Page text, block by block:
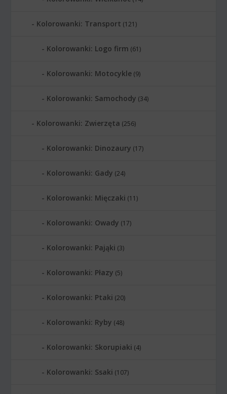
Kolorowanki: Transport (121)
Kolorowanki: Logo firm (61)
Kolorowanki: Motocykle (9)
Kolorowanki: Samochody (34)
Kolorowanki: Zwierzęta (256)
Kolorowanki: Dinozaury (17)
Kolorowanki: Gady (24)
Kolorowanki: Mięczaki (11)
Kolorowanki: Owady (17)
Kolorowanki: Pająki (3)
Kolorowanki: Płazy (5)
Kolorowanki: Ptaki (20)
Kolorowanki: Ryby (48)
Kolorowanki: Skorupiaki (4)
Kolorowanki: Ssaki (107)